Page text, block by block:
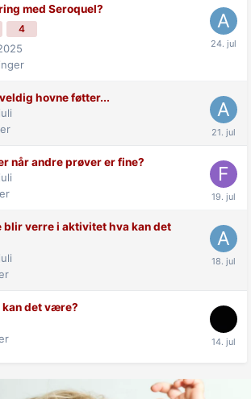
med Seroquel?
4
hovne føtter...
når andre prøver er fine?
blir verre i aktivitet hva kan det
kan det være?